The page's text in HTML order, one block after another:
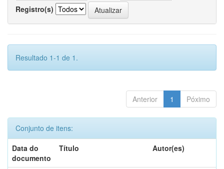
Registro(s)
Resultado 1-1 de 1.
Anterior 1 Póximo
Conjunto de itens:
Data do
documento
Título Autor(es)